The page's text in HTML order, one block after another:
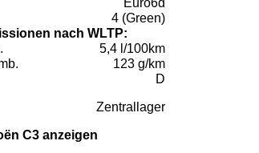
4 (Green)
nach WLTP:
5,4 l/100km
123 g/km
D
Zentrallager
C3 anzeigen